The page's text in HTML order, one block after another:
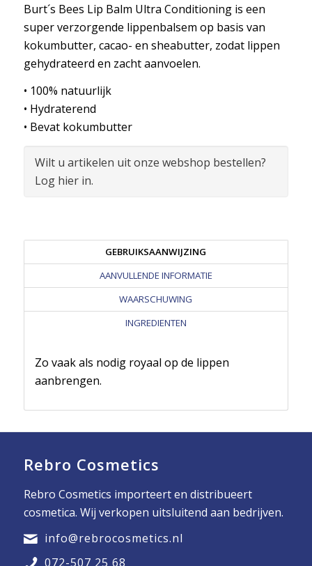
Burt´s Bees Lip Balm Ultra Conditioning is een
super verzorgende lippenbalsem op basis van
kokumbutter, cacao- en sheabutter, zodat lippen
gehydrateerd en zacht aanvoelen.
• 100% natuurlijk
• Hydraterend
• Bevat kokumbutter
Wilt u artikelen uit onze webshop bestellen?
Log hier in.
GEBRUIKSAANWIJZING
AANVULLENDE INFORMATIE
WAARSCHUWING
INGREDIENTEN
Zo vaak als nodig royaal op de lippen
aanbrengen.
Rebro Cosmetics
Rebro Cosmetics importeert en distribueert
cosmetica. Wij verkopen uitsluitend aan bedrijven.
info@rebrocosmetics.nl
072-507 25 68